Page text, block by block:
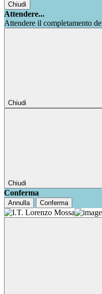
Chiudi
Attendere...
Attendere il completamento
Chiudi
Chiudi
Conferma
Annulla Conferma